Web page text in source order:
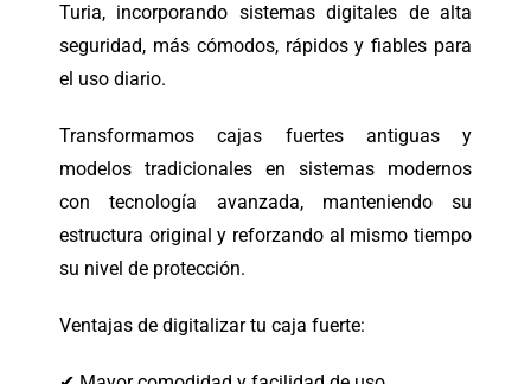
Turia, incorporando sistemas digitales de alta
seguridad, más cómodos, rápidos y fiables para
el uso diario.
Transformamos cajas fuertes antiguas y
modelos tradicionales en sistemas modernos
con tecnología avanzada, manteniendo su
estructura original y reforzando al mismo tiempo
su nivel de protección.
Ventajas de digitalizar tu caja fuerte: